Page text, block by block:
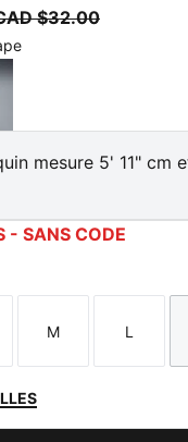
$32.00
Black
mesure 5' 11" cm
- SANS CODE
Taille
M
Taille
L